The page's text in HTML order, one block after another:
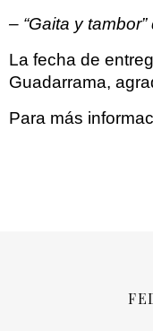
– “Gaita y
La fecha de
Guadarrama,
Para más